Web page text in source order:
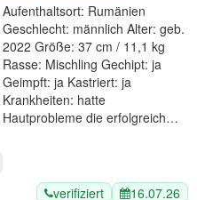
Aufenthaltsort: Rumänien
Geschlecht: männlich Alter: geb.
2022 Größe: 37 cm / 11,1 kg
Rasse: Mischling Gechipt: ja
Geimpft: ja Kastriert: ja
Krankheiten: hatte
Hautprobleme die erfolgreich…
verifiziert 16.07.26